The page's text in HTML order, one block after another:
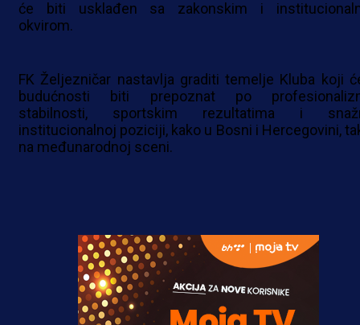
će biti usklađen sa zakonskim i
okvirom.
FK Željezničar nastavlja graditi temelje Kluba koji
budućnosti biti prepoznat po
stabilnosti, sportskim rezultatima i
institucionalnoj poziciji, kako u Bosni i Hercegovini,
na međunarodnoj sceni.